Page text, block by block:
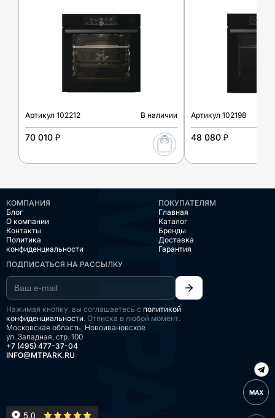
Артикул 102212 В наличии
70 010 ₽
Артикул 102198
48 080 ₽
КОМПАНИЯ
Блог
О компании
Контакты
Политика
конфиденциальности
ПОКУПАТЕЛЯМ
Главная
Каталог
Бренды
Доставка
Гарантия
ПОДПИСАТЬСЯ НА РАССЫЛКУ
Нажимая кнопку, вы соглашаетесь с политикой
конфиденциальности. Отписка в любой момент.
Московская область, Новоивановское
ул. Западная, стр. 100
+7 (495) 477-37-04
INFO@MTPARK.RU
MAX